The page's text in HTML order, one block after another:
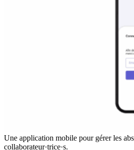
Une application mobile pour gérer les
collaborateur·trice·s.